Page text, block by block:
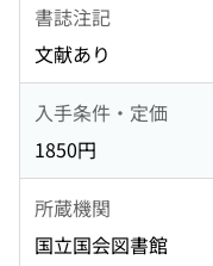
書誌注記
文献あり
入手条件・定価
1850円
所蔵機関
国立国会図書館